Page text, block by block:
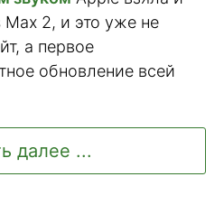
Max 2, и это уже не
а первое
обновление всей
далее ...